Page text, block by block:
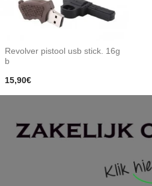
Revolver pistool usb stick. 16g
b
15,90€